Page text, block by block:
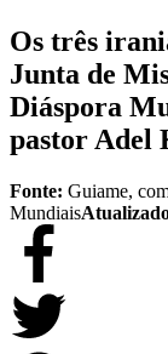
Os três
Junta de
Diáspora
pastor Adel
Fonte: Guiame,
Mundiais